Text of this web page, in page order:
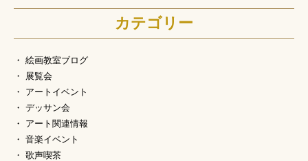
カテゴリー
絵画教室ブログ
展覧会
アートイベント
デッサン会
アート関連情報
音楽イベント
歌声喫茶